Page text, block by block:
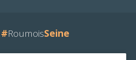
#RoumoisSeine